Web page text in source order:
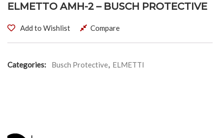
ELMETTO AMH-2 – BUSCH PROTECTIVE
Add to Wishlist Compare
Categories: Busch Protective, ELMETTI